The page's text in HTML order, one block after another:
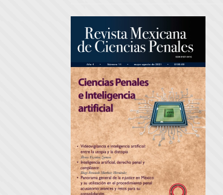
Barra
lateral
del
artículo